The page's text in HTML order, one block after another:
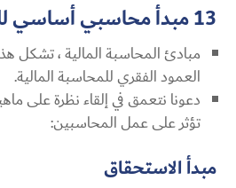
13 مبدأ محاسبي أساسي للمحاسبة المالية
مبادئ المحاسبة المالية ، تشكل
العمود الفقري للمحاسبة المالية.
دعونا نتعمق في إلقاء نظرة على
تؤثر على عمل المحاسبين:
مبدأ الاستحقاق